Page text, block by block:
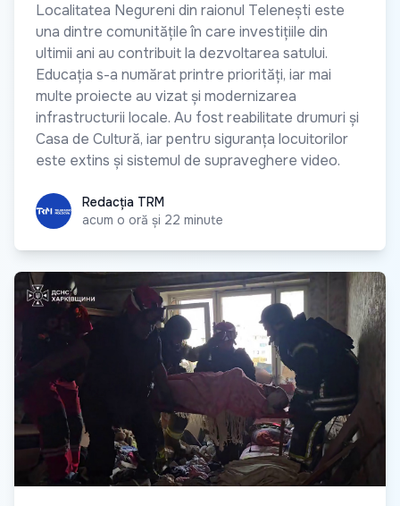
Localitatea Negureni din raionul Telenești este
una dintre comunitățile în care investițiile din
ultimii ani au contribuit la dezvoltarea satului.
Educația s-a numărat printre priorități, iar mai
multe proiecte au vizat și modernizarea
infrastructurii locale. Au fost reabilitate drumuri și
Casa de Cultură, iar pentru siguranța locuitorilor
este extins și sistemul de supraveghere video.
Redacția TRM
Redacția TRM
acum o oră și 22 minute